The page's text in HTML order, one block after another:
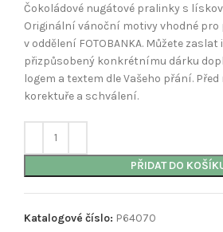
Čokoládové nugátové pralinky s
Originální vánoční motivy vhodné
v oddělení FOTOBANKA. Můžete
přizpůsobený konkrétnímu dárku
logem a textem dle Vašeho přání.
korektuře a schválení.
PŘIDAT DO
Katalogové číslo: P64070